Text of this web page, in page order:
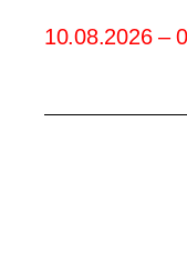
10.08.2026 –